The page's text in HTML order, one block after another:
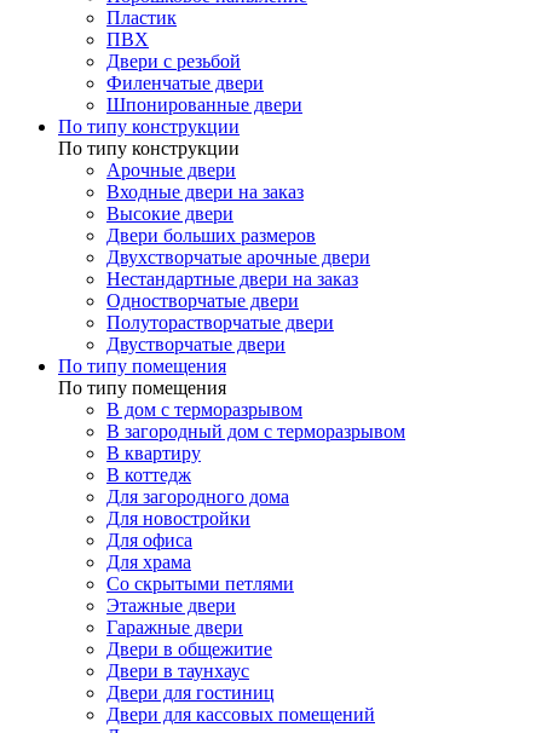
Пластик
ПВХ
Двери с резьбой
Филенчатые двери
Шпонированные двери
По типу конструкции
По типу конструкции
Арочные двери
Входные двери на заказ
Высокие двери
Двери больших размеров
Двухстворчатые арочные двери
Нестандартные двери на заказ
Одностворчатые двери
Полуторастворчатые двери
Двустворчатые двери
По типу помещения
По типу помещения
В дом с терморазрывом
В загородный дом с терморазрывом
В квартиру
В коттедж
Для загородного дома
Для новостройки
Для офиса
Для храма
Со скрытыми петлями
Этажные двери
Гаражные двери
Двери в общежитие
Двери в таунхаус
Двери для гостиниц
Двери для кассовых помещений